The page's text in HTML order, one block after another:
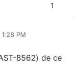
1
PM
8562) de ce